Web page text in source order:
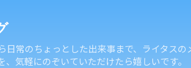
日常のちょっとした出来事まで、ライタス
気軽にのぞいていただけたら嬉しいです。